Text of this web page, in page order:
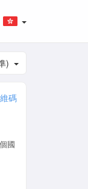
)
碼
國